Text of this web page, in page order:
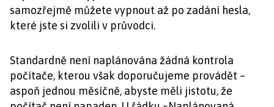
samozřejmě můžete vypnout až po zadání hesla,
které jste si zvolili v průvodci.
Standardně není naplánována žádná kontrola
počítače, kterou však doporučujeme provádět –
aspoň jednou měsíčně, abyste měli jistotu, že